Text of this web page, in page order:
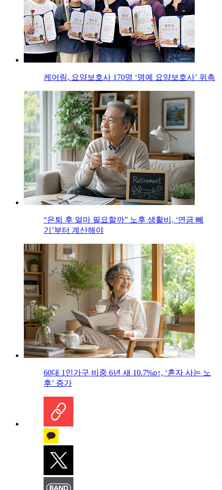
케어링, 요양보호사 170명 ‘명예 요양보호사’ 위촉
“은퇴 후 얼마 필요할까” 노후 생활비, ‘연금 빼
기’부터 계산해야
60대 1인가구 비중 6년 새 10.7%p↑, ‘혼자 사는 노
후’ 증가